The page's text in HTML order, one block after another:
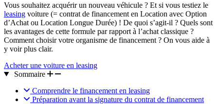
Vous souhaitez acquérir un nouveau véhicule ? Et si vous testiez le
leasing voiture (= contrat de financement en Location avec Option
d’Achat ou Location Longue Durée) ! De quoi s’agit-il ? Quels sont
les avantages de cette formule par rapport à l’achat classique ?
Comment choisir votre organisme de financement ? On vous aide à
y voir plus clair.
Acheter une voiture en leasing
Sommaire
Comprendre le financement en leasing
Préparation avant la signature du contrat de financement